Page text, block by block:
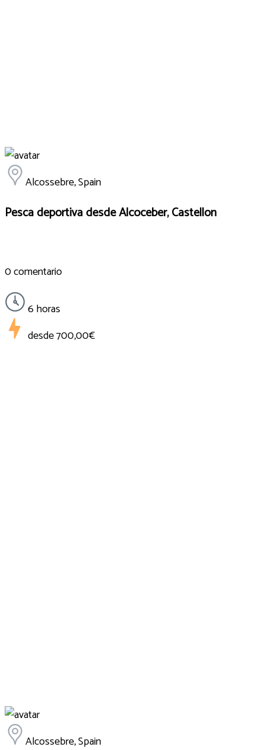
Alcossebre, Spain
Pesca deportiva desde Alcoceber, Castellon
0 comentario
6 horas
desde700,00€
Alcossebre, Spain